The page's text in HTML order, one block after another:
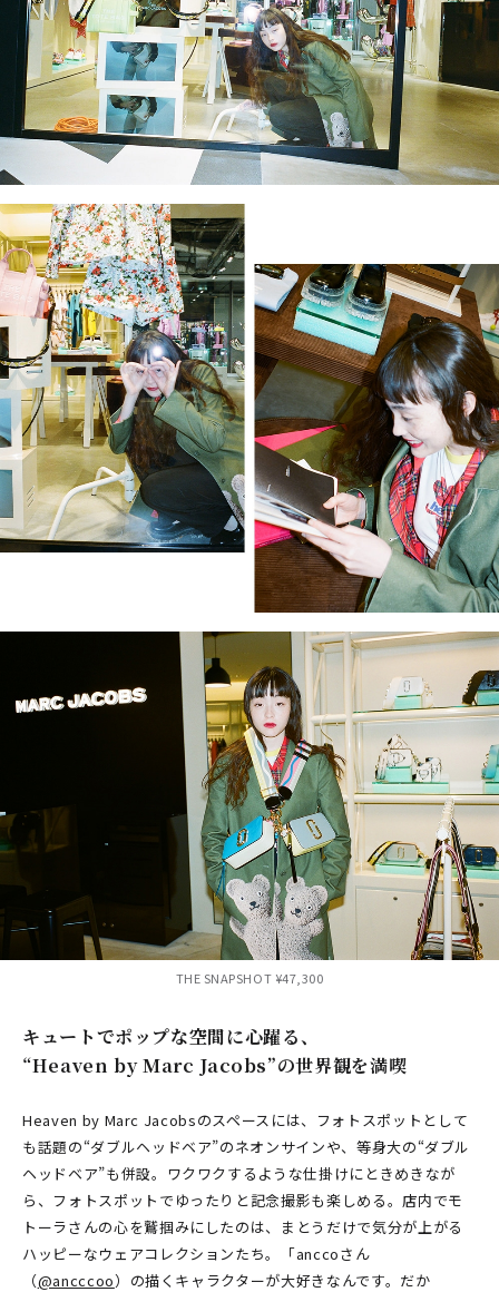
THE SNAPSHOT ¥47,300
キュートでポップな空間に心躍る、
“Heaven by Marc Jacobs”の世界観を満喫
Heaven by Marc Jacobsのスペースには、フォトスポットとして
も話題の“ダブルヘッドベア”のネオンサインや、等身大の“ダブル
ヘッドベア”も併設。ワクワクするような仕掛けにときめきなが
ら、フォトスポットでゆったりと記念撮影も楽しめる。店内でモ
トーラさんの心を鷲掴みにしたのは、まとうだけで気分が上がる
ハッピーなウェアコレクションたち。「anccoさん
（@ancccoo）の描くキャラクターが大好きなんです。だか